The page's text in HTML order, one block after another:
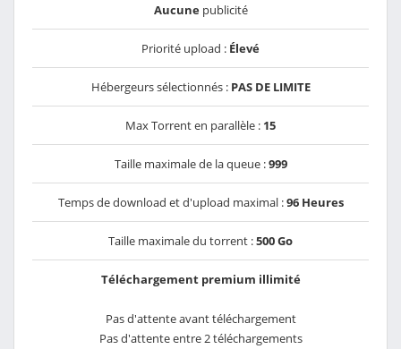
Aucunepublicité
Priorité upload : Élevé
Hébergeurs sélectionnés : PAS DE LIMITE
Max Torrent en parallèle : 15
Taille maximale de la queue :999
Temps de download et d'upload maximal :96 Heures
Taille maximale du torrent :500 Go
Téléchargement premium illimité
Pas d'attente avant téléchargement
Pas d'attente entre 2 téléchargements